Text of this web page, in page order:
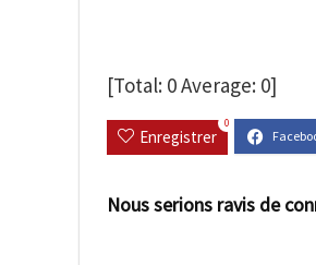
[Total: 0Average: 0]
Enregistrer
0
Nous serions ravis de